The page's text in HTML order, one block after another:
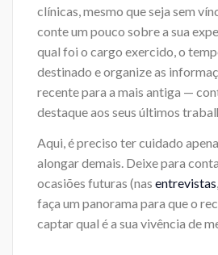
clínicas, mesmo que seja sem
conte um pouco sobre a sua
qual foi o cargo exercido, o
destinado e organize as
recente para a mais antiga —
destaque aos seus últimos
Aqui, é preciso ter cuidado
alongar demais. Deixe para
ocasiões futuras (nas entrevistas
faça um panorama para que o
captar qual é a sua vivência de